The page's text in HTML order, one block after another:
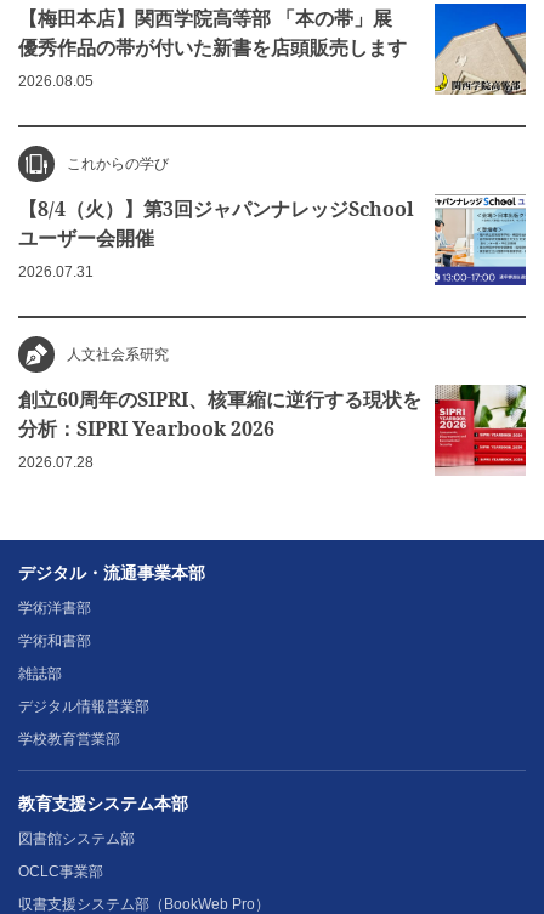
【梅田本店】関西学院高等部 「本の帯」展
優秀作品の帯が付いた新書を店頭販売します
2026.08.05
これからの学び
【8/4（火）】第3回ジャパンナレッジSchool
ユーザー会開催
2026.07.31
人文社会系研究
創立60周年のSIPRI、核軍縮に逆行する現状を
分析：SIPRI Yearbook 2026
2026.07.28
デジタル・流通事業本部
学術洋書部
学術和書部
雑誌部
デジタル情報営業部
学校教育営業部
教育支援システム本部
図書館システム部
OCLC事業部
収書支援システム部（BookWeb Pro）